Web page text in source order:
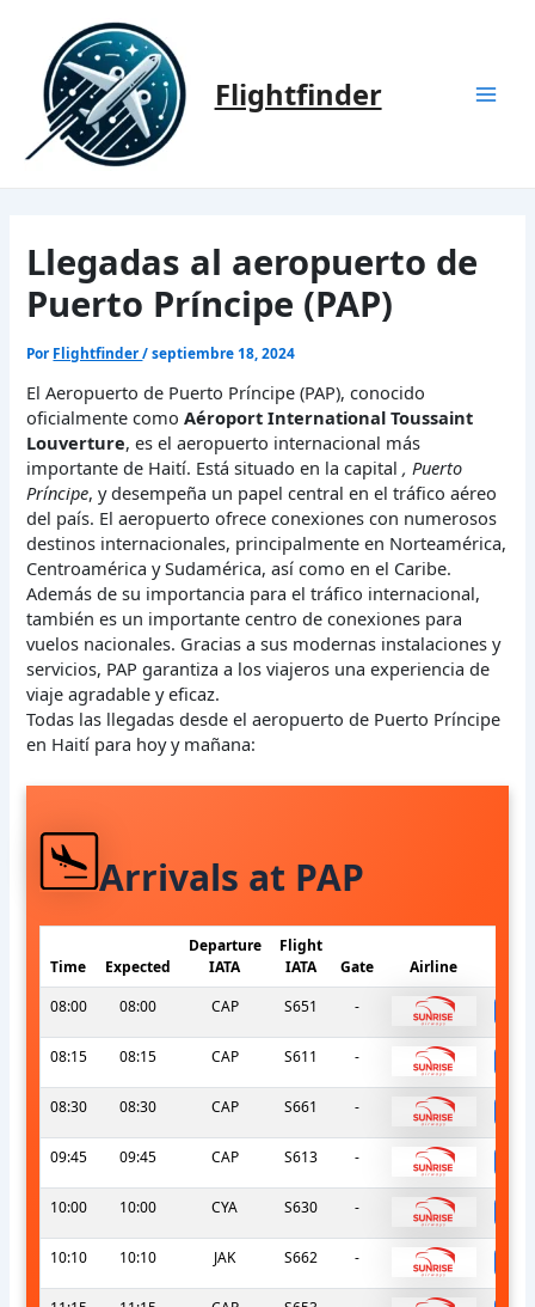
contenido
Flightfinder
Llegadas al aeropuerto de
Puerto Príncipe (PAP)
Por Flightfinder/septiembre 18, 2024
El Aeropuerto de Puerto Príncipe (PAP), conocido
oficialmente comoAéroport International Toussaint
Louverture, es el aeropuerto internacional más
importante de Haití. Está situado en la capital, Puerto
Príncipe, y desempeña un papel central en el tráfico aéreo
del país. El aeropuerto ofrece conexiones con numerosos
destinos internacionales, principalmente en Norteamérica,
Centroamérica y Sudamérica, así como en el Caribe.
Además de su importancia para el tráfico internacional,
también es un importante centro de conexiones para
vuelos nacionales. Gracias a sus modernas instalaciones y
servicios, PAP garantiza a los viajeros una experiencia de
viaje agradable y eficaz.
Todas las llegadas desde el aeropuerto de Puerto Príncipe
en Haití para hoy y mañana:
Arrivals at PAP
Time Expected
Departure
IATA
Flight
IATA
Gate
Airline
08:00
08:00 CAP S651 -
08:15 08:15 CAP S611 -
08:30 08:30 CAP S661 -
09:45 09:45 CAP S613 -
10:00 10:00 CYA S630 -
10:10 10:10 JAK S662 -